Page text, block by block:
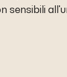
sensibili